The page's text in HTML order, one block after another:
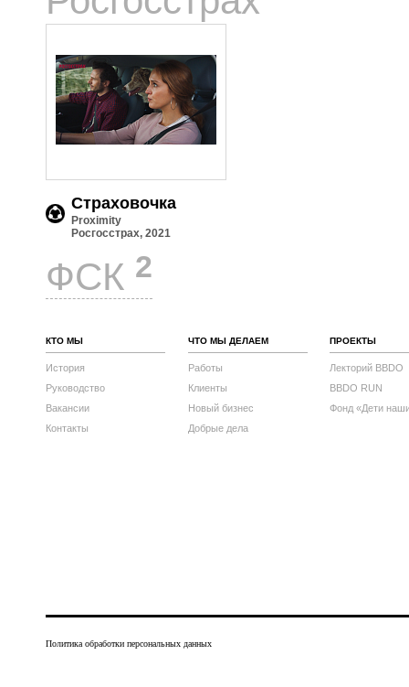
Страховочка
Proximity
Росгосстрах, 2021
ФСК 2
КТО МЫ
История
Руководство
Вакансии
Контакты
ЧТО МЫ ДЕЛАЕМ
Работы
Клиенты
Новый бизнес
Добрые дела
ПРОЕКТЫ
Лекторий BBDO
BBDO RUN
Фонд «Дети
Политика обработки персональных данных